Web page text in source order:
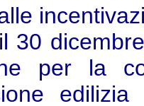
30
per la